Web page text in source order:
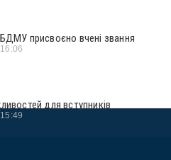
присвоєно вчені звання
16:06
для вступників